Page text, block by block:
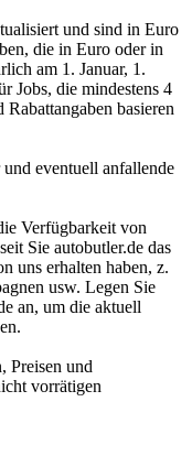
und sind in Euro
die in Euro oder in
am 1. Januar, 1.
Jobs, die mindestens 4
basieren
eventuell anfallende
Verfügbarkeit von
Sie autobutler.de das
uns erhalten haben, z.
usw. Legen Sie
an, um die aktuell
Preisen und
vorrätigen